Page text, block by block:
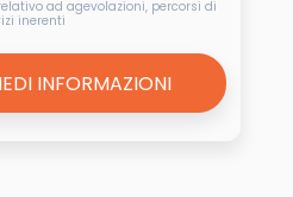
ad agevolazioni, percorsi di
inerenti